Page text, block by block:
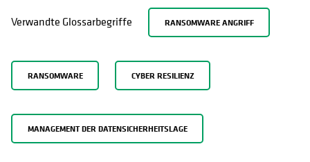
Verwandte Glossarbegriffe RANSOMWARE ANGRIFF
RANSOMWARE CYBER RESILIENZ
MANAGEMENT DER DATENSICHERHEITSLAGE